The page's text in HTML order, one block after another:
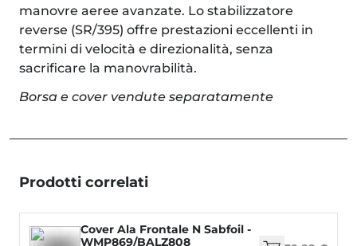
manovre aeree avanzate. Lo stabilizzatore
reverse (SR/395) offre prestazioni eccellenti in
termini di velocità e direzionalità, senza
sacrificare la manovrabilità.
Borsa e cover vendute separatamente
Prodotti correlati
Cover Ala Frontale N Sabfoil -
WMP869/BALZ808